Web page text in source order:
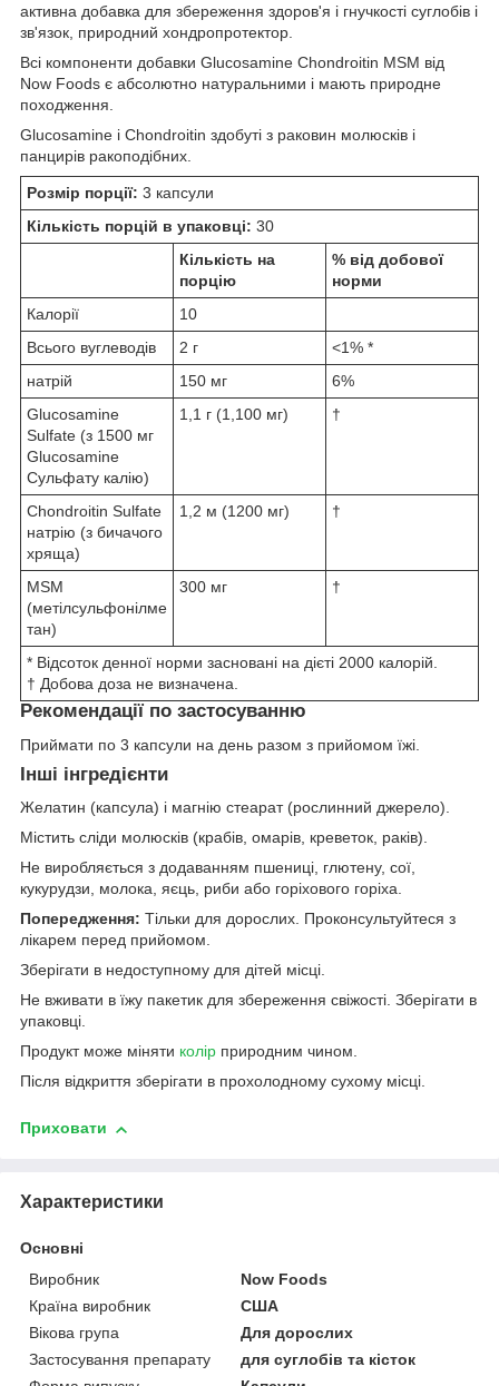
активна добавка для збереження здоров'я і гнучкості суглобів і
зв'язок, природний хондропротектор.
Всі компоненти добавки Glucosamine Chondroitin MSM від
Now Foods є абсолютно натуральними і мають природне
походження.
Glucosamine і Chondroitin здобуті з раковин молюсків і
панцирів ракоподібних.
Розмір порції: 3 капсули
Кількість порцій в упаковці: 30
Кількість на
порцію
% від добової
норми
Калорії
10
Всього вуглеводів
2 г
<1% *
натрій
150 мг
6%
Glucosamine
Sulfate (з 1500 мг
Glucosamine
Сульфату калію)
1,1 г (1,100 мг) †
Chondroitin Sulfate
натрію (з бичачого
хряща)
1,2 м (1200 мг) †
MSM
(метілсульфонілме
тан)
300 мг †
* Відсоток денної норми засновані на дієті 2000 калорій.
† Добова доза не визначена.
Рекомендації по застосуванню
Приймати по 3 капсули на день разом з прийомом їжі.
Інші інгредієнти
Желатин (капсула) і магнію стеарат (рослинний джерело).
Містить сліди молюсків (крабів, омарів, креветок, раків).
Не виробляється з додаванням пшениці, глютену, сої,
кукурудзи, молока, яєць, риби або горіхового горіха.
Попередження: Тільки для дорослих. Проконсультуйтеся з
лікарем перед прийомом.
Зберігати в недоступному для дітей місці.
Не вживати в їжу пакетик для збереження свіжості. Зберігати в
упаковці.
Продукт може міняти колір природним чином.
Після відкриття зберігати в прохолодному сухому місці.
Приховати
Характеристики
Основні
Виробник
Now Foods
Країна виробник
США
Вікова група
Для дорослих
Застосування препарату
для суглобів та кісток